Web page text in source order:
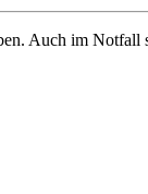
Auch im